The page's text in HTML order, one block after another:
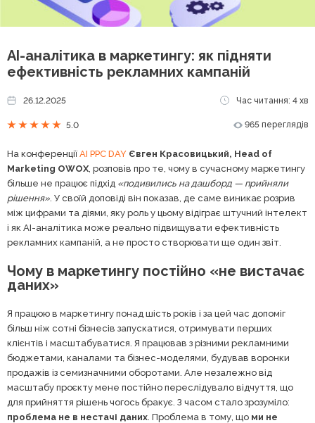
AI-аналітика в маркетингу: як підняти
ефективність рекламних кампаній
26.12.2025 Час читання: 4 хв
5.0 965 переглядів
На конференції AI PPC DAY Євген Красовицький, Head of
Marketing OWOX, розповів про те, чому в сучасному маркетингу
більше не працює підхід «подивились на дашборд — прийняли
рішення». У своїй доповіді він показав, де саме виникає розрив
між цифрами та діями, яку роль у цьому відіграє штучний інтелект
і як AI-аналітика може реально підвищувати ефективність
рекламних кампаній, а не просто створювати ще один звіт.
Чому в маркетингу постійно «не вистачає
даних»
Я працюю в маркетингу понад шість років і за цей час допоміг
більш ніж сотні бізнесів запускатися, отримувати перших
клієнтів і масштабуватися. Я працював з різними рекламними
бюджетами, каналами та бізнес-моделями, будував воронки
продажів із семизначними оборотами. Але незалежно від
масштабу проєкту мене постійно переслідувало відчуття, що
для прийняття рішень чогось бракує. З часом стало зрозуміло:
проблема не в нестачі даних. Проблема в тому, що ми не